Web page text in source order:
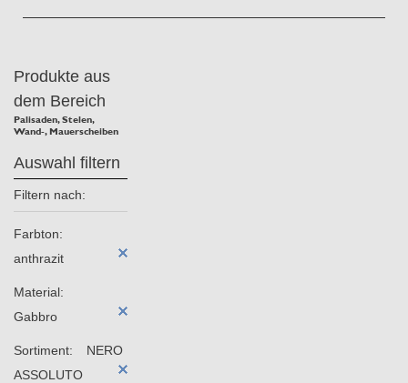
Produkte aus
dem Bereich
Palisaden, Stelen,
Wand-, Mauerscheiben
Auswahl filtern
Filtern nach:
Farbton:
anthrazit
Material:
Gabbro
Sortiment:
NERO
ASSOLUTO